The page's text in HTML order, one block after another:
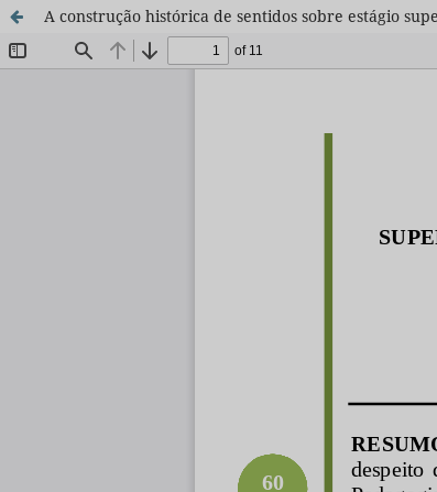
A construção histórica de sentidos sobre estágio